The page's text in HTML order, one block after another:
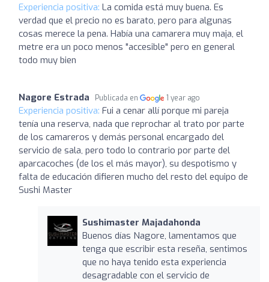
Experiencia positiva: La comida está muy buena. Es
verdad que el precio no es barato, pero para algunas
cosas merece la pena. Había una camarera muy maja, el
metre era un poco menos "accesible" pero en general
todo muy bien
Nagore Estrada Publicada en 1 year ago
Experiencia positiva: Fui a cenar allí porque mi pareja
tenía una reserva, nada que reprochar al trato por parte
de los camareros y demás personal encargado del
servicio de sala, pero todo lo contrario por parte del
aparcacoches (de los el más mayor), su despotismo y
falta de educación difieren mucho del resto del equipo de
Sushi Master
Sushimaster Majadahonda
Buenos días Nagore, lamentamos que
tenga que escribir esta reseña, sentimos
que no haya tenido esta experiencia
desagradable con el servicio de